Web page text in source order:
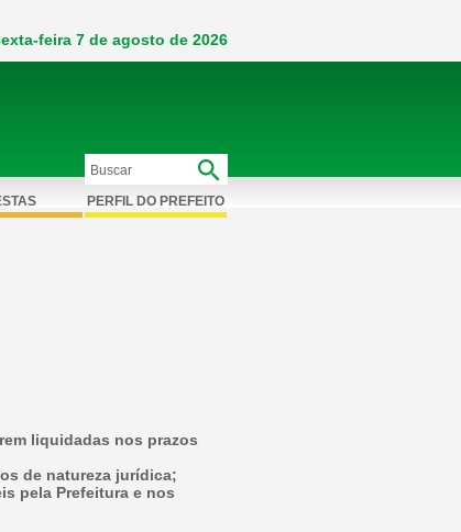
feira 7 de agosto de 2026
PERFIL DO PREFEITO
liquidadas nos prazos
de natureza jurídica;
pela Prefeitura e nos